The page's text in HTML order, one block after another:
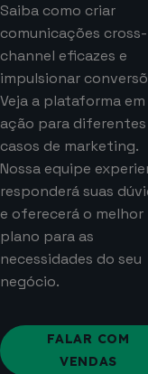
Saiba como criar
comunicações cross-
channel eficazes e
impulsionar
Veja a plataforma em
ação para diferentes
casos de marketing.
Nossa equipe
responderá suas
e oferecerá o melhor
plano para as
necessidades do seu
negócio.
FALAR COM
VENDAS